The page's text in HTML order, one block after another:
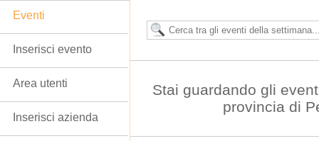
Stai guardando gli
provincia di
Eventi
Inserisci evento
Area utenti
Inserisci azienda